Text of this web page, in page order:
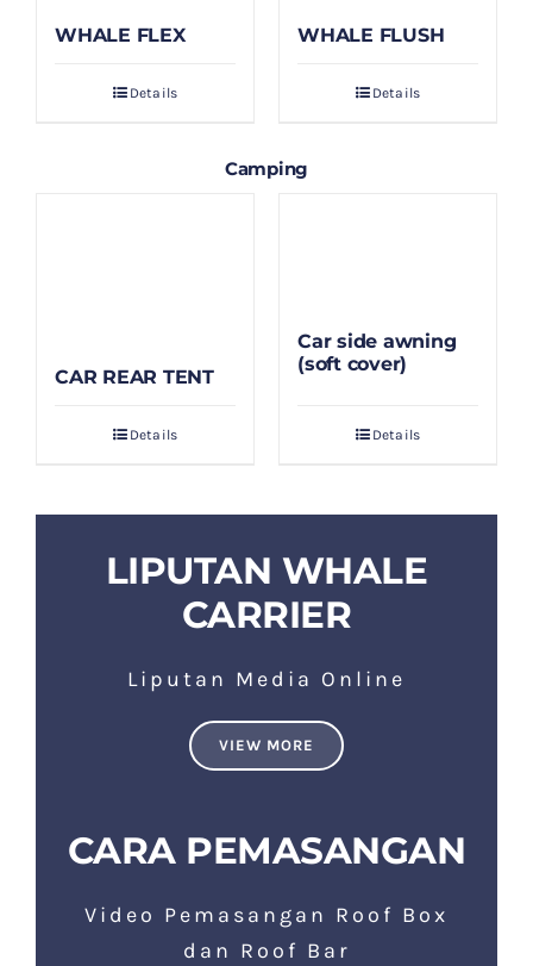
WHALE FLEX
Details
WHALE FLUSH
Details
Camping
CAR REAR TENT
Details
Car side awning
(soft cover)
Details
LIPUTAN WHALE
CARRIER
Liputan Media Online
VIEW MORE
CARA PEMASANGAN
Video Pemasangan Roof Box
dan Roof Bar